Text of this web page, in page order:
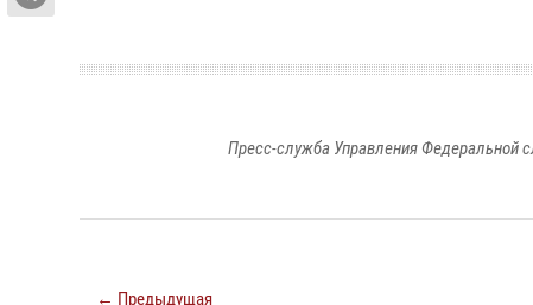
Пресс-служба Управления Федеральной
← Предыдущая